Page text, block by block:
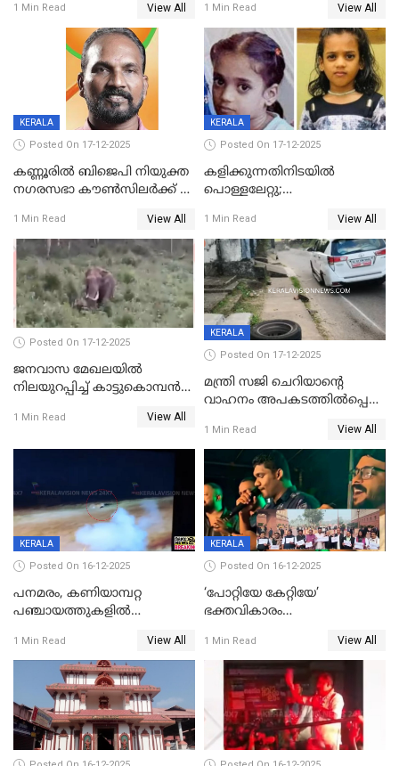
1 Min Read View All
കണ്ടോത്ത് ദേശീയ പാതയിൽ
1 Min Read View All
KERALA
Posted On 17-12-2025
കണ്ണൂരിൽ ബിജെപി നിയുക്ത
നഗരസഭാ കൗൺസിലർക്ക് 36
1 Min Read View All
KERALA
Posted On 17-12-2025
കളിക്കുന്നതിനിടയിൽ
പൊള്ളലേറ്റു;
ക്ലാസ് വിദ്യാർത്ഥിനി മരിച്ചു
1 Min Read View All
Posted On 17-12-2025
ജനവാസ മേഖലയില്‍
നിലയുറപ്പിച്ച് കാട്ടുകൊമ്പന്‍
1 Min Read View All
KERALA
Posted On 17-12-2025
മന്ത്രി സജി ചെറിയാന്റെ
വാഹനം അപകടത്തിൽപ്പെട്ടു;
രക്ഷപ്പെട്ടത് തലനാരിടയ്ക്ക്
1 Min Read View All
KERALA
Posted On 16-12-2025
പനമരം, കണിയാമ്പറ്റ
പഞ്ചായത്തുകളിൽ
സ്ഥാപനങ്ങൾക്ക് അവധി
1 Min Read View All
KERALA
Posted On 16-12-2025
‘പോറ്റിയേ കേറ്റിയേ’
ഭക്തവികാരം
ഡിജിപിക്ക് പരാതി; ശക്തമായ
നടപടി വേണമെന്നു
സിപിഐഎമ്മും
1 Min Read View All